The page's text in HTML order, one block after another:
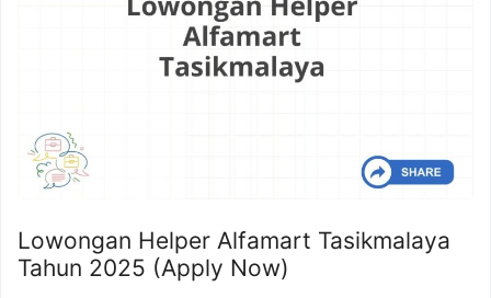
Lowongan Helper Alfamart Tasikmalaya
Tahun 2025 (Apply Now)